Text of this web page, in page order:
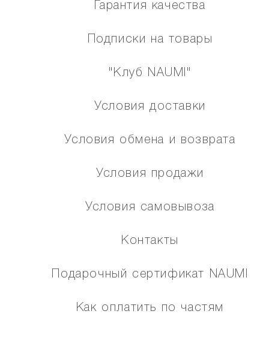
Гарантия качества
Подписки на товары
"Клуб NAUMI"
Условия доставки
Условия обмена и возврата
Условия продажи
Условия самовывоза
Контакты
Подарочный сертификат NAUMI
Как оплатить по частям